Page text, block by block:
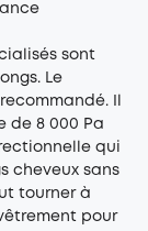
sont
Le
Il
de 8 000 Pa
qui
cheveux sans
tourner à
pour